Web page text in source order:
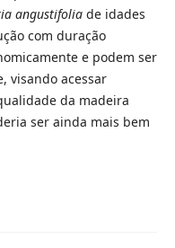
angustifoliade idades
com duração
e podem ser
visando acessar
da madeira
ser ainda mais bem